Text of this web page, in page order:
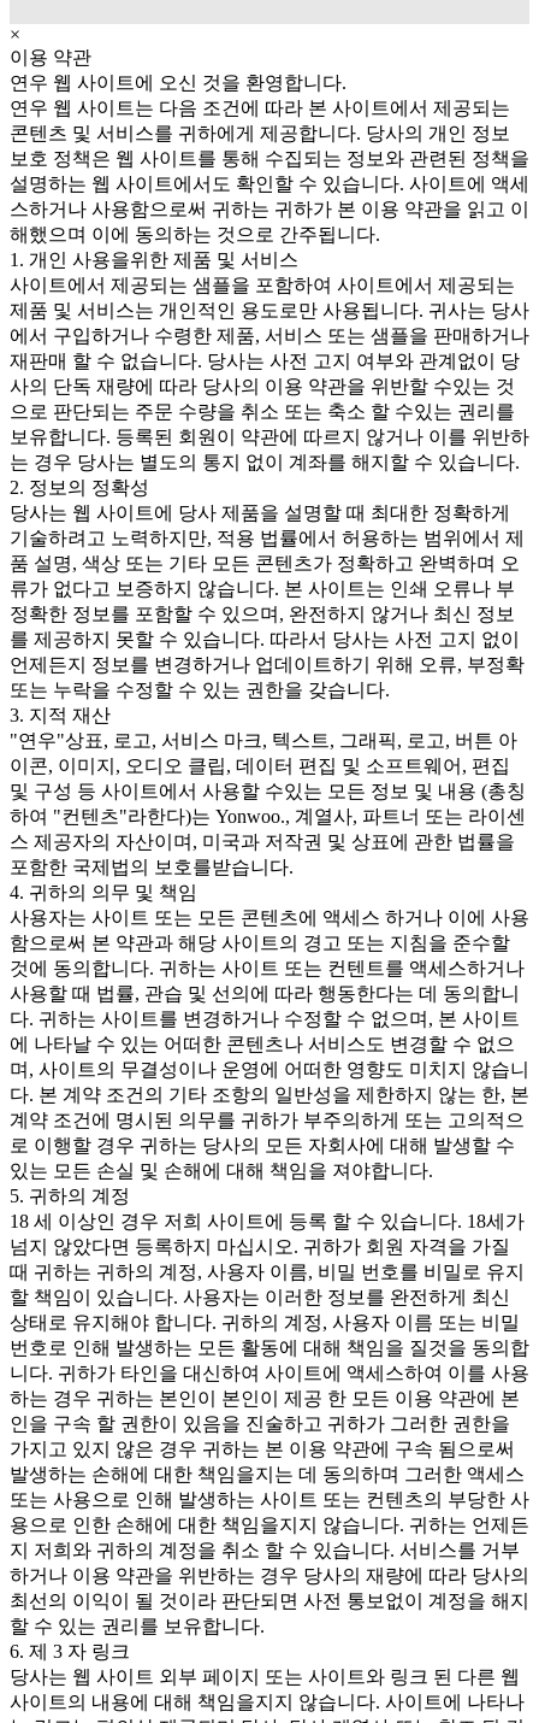
×
이용 약관
연우 웹 사이트에 오신 것을 환영합니다.
연우 웹 사이트는 다음 조건에 따라 본 사이트에서 제공되는
콘텐츠 및 서비스를 귀하에게 제공합니다. 당사의 개인 정보
보호 정책은 웹 사이트를 통해 수집되는 정보와 관련된 정책을
설명하는 웹 사이트에서도 확인할 수 있습니다. 사이트에 액세
스하거나 사용함으로써 귀하는 귀하가 본 이용 약관을 읽고 이
해했으며 이에 동의하는 것으로 간주됩니다.
1. 개인 사용을위한 제품 및 서비스
사이트에서 제공되는 샘플을 포함하여 사이트에서 제공되는
제품 및 서비스는 개인적인 용도로만 사용됩니다. 귀사는 당사
에서 구입하거나 수령한 제품, 서비스 또는 샘플을 판매하거나
재판매 할 수 없습니다. 당사는 사전 고지 여부와 관계없이 당
사의 단독 재량에 따라 당사의 이용 약관을 위반할 수있는 것
으로 판단되는 주문 수량을 취소 또는 축소 할 수있는 권리를
보유합니다. 등록된 회원이 약관에 따르지 않거나 이를 위반하
는 경우 당사는 별도의 통지 없이 계좌를 해지할 수 있습니다.
2. 정보의 정확성
당사는 웹 사이트에 당사 제품을 설명할 때 최대한 정확하게
기술하려고 노력하지만, 적용 법률에서 허용하는 범위에서 제
품 설명, 색상 또는 기타 모든 콘텐츠가 정확하고 완벽하며 오
류가 없다고 보증하지 않습니다. 본 사이트는 인쇄 오류나 부
정확한 정보를 포함할 수 있으며, 완전하지 않거나 최신 정보
를 제공하지 못할 수 있습니다. 따라서 당사는 사전 고지 없이
언제든지 정보를 변경하거나 업데이트하기 위해 오류, 부정확
또는 누락을 수정할 수 있는 권한을 갖습니다.
3. 지적 재산
"연우"상표, 로고, 서비스 마크, 텍스트, 그래픽, 로고, 버튼 아
이콘, 이미지, 오디오 클립, 데이터 편집 및 소프트웨어, 편집
및 구성 등 사이트에서 사용할 수있는 모든 정보 및 내용 (총칭
하여 "컨텐츠"라한다)는 Yonwoo., 계열사, 파트너 또는 라이센
스 제공자의 자산이며, 미국과 저작권 및 상표에 관한 법률을
포함한 국제법의 보호를받습니다.
4. 귀하의 의무 및 책임
사용자는 사이트 또는 모든 콘텐츠에 액세스 하거나 이에 사용
함으로써 본 약관과 해당 사이트의 경고 또는 지침을 준수할
것에 동의합니다. 귀하는 사이트 또는 컨텐트를 액세스하거나
사용할 때 법률, 관습 및 선의에 따라 행동한다는 데 동의합니
다. 귀하는 사이트를 변경하거나 수정할 수 없으며, 본 사이트
에 나타날 수 있는 어떠한 콘텐츠나 서비스도 변경할 수 없으
며, 사이트의 무결성이나 운영에 어떠한 영향도 미치지 않습니
다. 본 계약 조건의 기타 조항의 일반성을 제한하지 않는 한, 본
계약 조건에 명시된 의무를 귀하가 부주의하게 또는 고의적으
로 이행할 경우 귀하는 당사의 모든 자회사에 대해 발생할 수
있는 모든 손실 및 손해에 대해 책임을 져야합니다.
5. 귀하의 계정
18 세 이상인 경우 저희 사이트에 등록 할 수 있습니다. 18세가
넘지 않았다면 등록하지 마십시오. 귀하가 회원 자격을 가질
때 귀하는 귀하의 계정, 사용자 이름, 비밀 번호를 비밀로 유지
할 책임이 있습니다. 사용자는 이러한 정보를 완전하게 최신
상태로 유지해야 합니다. 귀하의 계정, 사용자 이름 또는 비밀
번호로 인해 발생하는 모든 활동에 대해 책임을 질것을 동의합
니다. 귀하가 타인을 대신하여 사이트에 액세스하여 이를 사용
하는 경우 귀하는 본인이 본인이 제공 한 모든 이용 약관에 본
인을 구속 할 권한이 있음을 진술하고 귀하가 그러한 권한을
가지고 있지 않은 경우 귀하는 본 이용 약관에 구속 됨으로써
발생하는 손해에 대한 책임을지는 데 동의하며 그러한 액세스
또는 사용으로 인해 발생하는 사이트 또는 컨텐츠의 부당한 사
용으로 인한 손해에 대한 책임을지지 않습니다. 귀하는 언제든
지 저희와 귀하의 계정을 취소 할 수 있습니다. 서비스를 거부
하거나 이용 약관을 위반하는 경우 당사의 재량에 따라 당사의
최선의 이익이 될 것이라 판단되면 사전 통보없이 계정을 해지
할 수 있는 권리를 보유합니다.
6. 제 3 자 링크
당사는 웹 사이트 외부 페이지 또는 사이트와 링크 된 다른 웹
사이트의 내용에 대해 책임을지지 않습니다. 사이트에 나타나